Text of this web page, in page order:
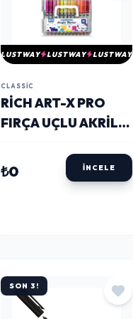
LUSTWAY LUSTWAY LUSTWAY
CLASSIC
RICH ART-X PRO
FIRÇA UÇLU AKRILIK
RENK KRISTAL
KUTULU SET
₺0 İNCELE
SON 3!